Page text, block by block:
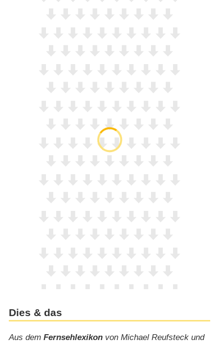
Dies & das
Aus dem Fernsehlexikonvon Michael Reufsteck und